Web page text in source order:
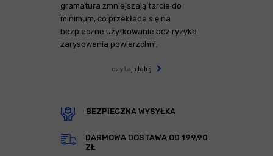
gramatura zmniejszają tarcie do
minimum, co przekłada się na
bezpieczne użytkowanie bez ryzyka
zarysowania powierzchni.
czytaj dalej
BEZPIECZNA WYSYŁKA
DARMOWA DOSTAWA OD 199,90
ZŁ